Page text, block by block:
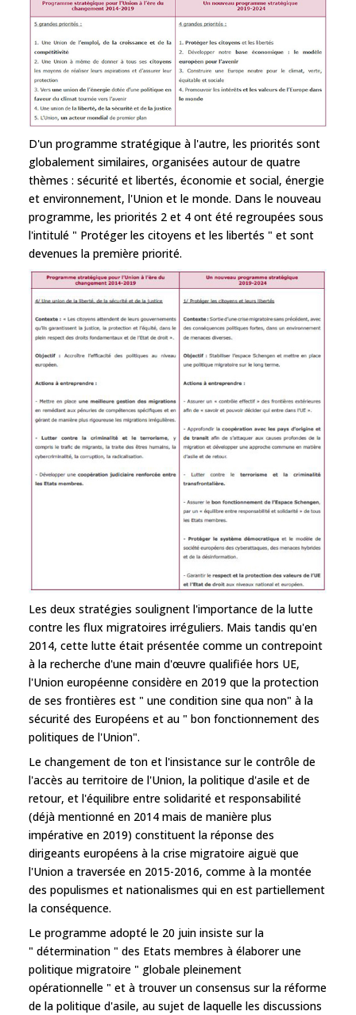
D'un programme stratégique à l'autre, les priorités sont
globalement similaires, organisées autour de quatre
thèmes : sécurité et libertés, économie et social, énergie
et environnement, l'Union et le monde. Dans le nouveau
programme, les priorités 2 et 4 ont été regroupées sous
l'intitulé " Protéger les citoyens et les libertés " et sont
devenues la première priorité.
Les deux stratégies soulignent l'importance de la lutte
contre les flux migratoires irréguliers. Mais tandis qu'en
2014, cette lutte était présentée comme un contrepoint
à la recherche d'une main d'œuvre qualifiée hors UE,
l'Union européenne considère en 2019 que la protection
de ses frontières est " une condition sine qua non" à la
sécurité des Européens et au " bon fonctionnement des
politiques de l'Union".
Le changement de ton et l'insistance sur le contrôle de
l'accès au territoire de l'Union, la politique d'asile et de
retour, et l'équilibre entre solidarité et responsabilité
(déjà mentionné en 2014 mais de manière plus
impérative en 2019) constituent la réponse des
dirigeants européens à la crise migratoire aiguë que
l'Union a traversée en 2015-2016, comme à la montée
des populismes et nationalismes qui en est partiellement
la conséquence.
Le programme adopté le 20 juin insiste sur la
" détermination " des Etats membres à élaborer une
politique migratoire " globale pleinement
opérationnelle " et à trouver un consensus sur la réforme
de la politique d'asile, au sujet de laquelle les discussions